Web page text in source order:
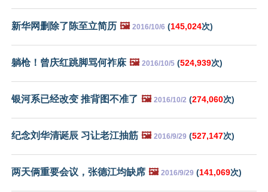
新华网删除了陈至立简历 🖼️ 2016/10/6 (145,024次)
躺枪！曾庆红跳脚骂何祚庥 🖼️ 2016/10/5 (524,939次)
银河系已经改变 推背图不准了 🖼️ 2016/10/2 (274,060次)
纪念刘华清诞辰 习让老江抽筋 🖼️ 2016/9/29 (527,147次)
两天俩重要会议，张德江均缺席 🖼️ 2016/9/29 (141,069次)